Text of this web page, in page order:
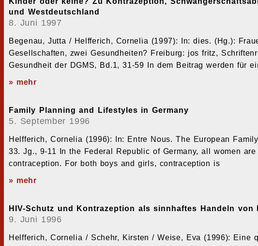
und Westdeutschland
8. Juni 1997
Begenau, Jutta / Helfferich, Cornelia (1997): In: dies. (Hg.):
Gesellschaften, zwei Gesundheiten? Freiburg: jos fritz,
Gesundheit der DGMS, Bd.1, 31-59 In dem Beitrag werden für
» mehr
Family Planning and Lifestyles in Germany
5. September 1996
Helfferich, Cornelia (1996): In: Entre Nous. The European
33. Jg., 9-11 In the Federal Republic of Germany, all women
contraception. For both boys and girls, contraception is
» mehr
HIV-Schutz und Kontrazeption als sinnhaftes Handeln von
9. Juni 1996
Helfferich, Cornelia / Schehr, Kirsten / Weise, Eva (1996): Eine